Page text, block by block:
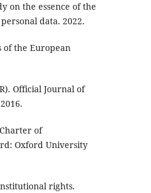
on the essence of the
data. 2022.
of the European
Official Journal of
of
Oxford University
rights.